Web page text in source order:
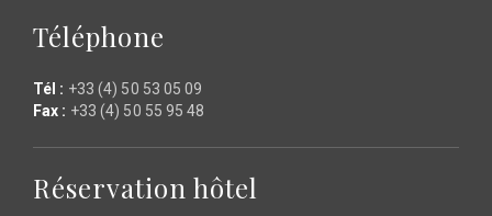
Téléphone
Tél : +33 (4) 50 53 05 09
Fax : +33 (4) 50 55 95 48
Réservation hôtel